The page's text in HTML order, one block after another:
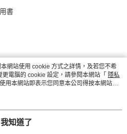
書
網站使用 cookie 方式之詳情，及若您不希
電腦的 cookie 設定，請參閱本網站「 隱私
用本網站即表示您同意本公司得按本網站使
我知道了